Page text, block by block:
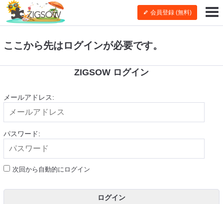
会員登録 (無料)
ここから先はログインが必要です。
ZIGSOW ログイン
メールアドレス:
パスワード:
次回から自動的にログイン
ログイン